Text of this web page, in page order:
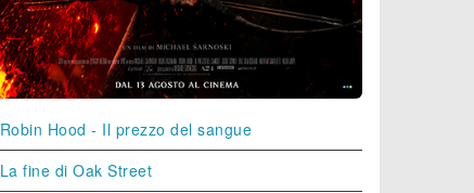
Robin Hood - Il prezzo del sangue
La fine di Oak Street